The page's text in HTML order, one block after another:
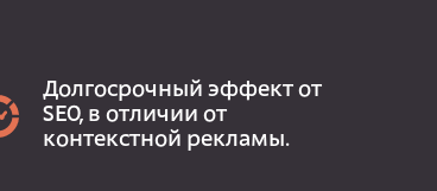
Долгосрочный эффект от
SEO, в отличии от
контекстной рекламы.